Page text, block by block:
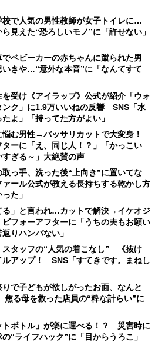
校で人気の男性教師が女子トイレに…
見えた“恐ろしいモノ”に「許せない」
でベビーカーの赤ちゃんに蹴られた男
きや…“意外な本音”に「なんてすて
受け《アイラップ》公式が紹介「ウォ
ンク」に1.9万いいねの反響 SNS「水
よ」「持ってた方がよい」
悩む男性→バッサリカットで大変身！
ターに「え、同じ人！？」「かっこい
すぎる～」大絶賛の声
取っ手、洗った後“上向き”に置いてな
ール公式が教える長持ちする乾かし方
た」
る」と言われ…カットで解決→イケオジ
フォーアフターに「うちの夫もお願い
りハンパない」
スタッフの“人気の着こなし” 《抜け
ルアップ！ SNS「すてきです。まねし
りで子どもが欲しがったお面、なんと
る母を救った店員の“粋な計らい”に
トボトル」が楽に運べる！？ 災害時に
“ライフハック”に「目からうろこ」